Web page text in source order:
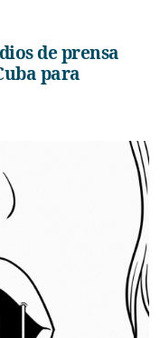
para